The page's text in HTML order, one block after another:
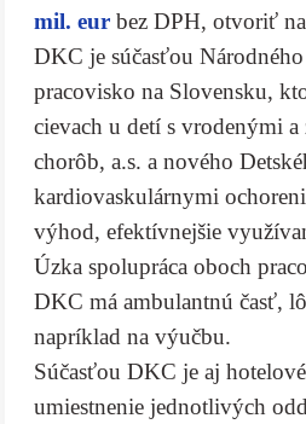
mil. eur bez DPH, otvoriť
DKC je súčasťou
pracovisko na Slovensku,
cievach u detí s vrodenými
chorôb, a.s. a nového
kardiovaskulárnymi
výhod, efektívnejšie
Úzka spolupráca oboch
DKC má ambulantnú časť,
napríklad na výučbu.
Súčasťou DKC je aj
umiestnenie jednotlivých